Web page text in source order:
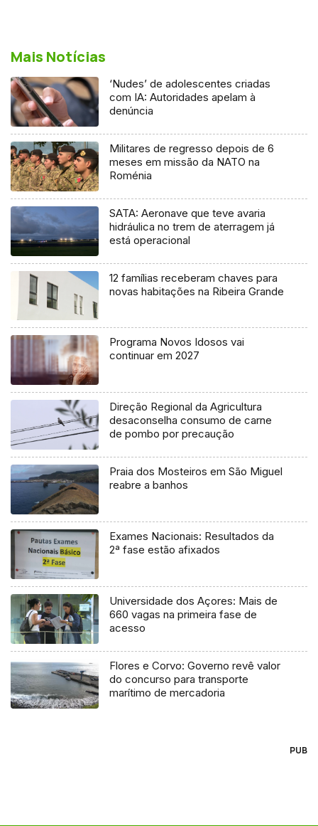
Mais Notícias
‘Nudes’ de adolescentes criadas
com IA: Autoridades apelam à
denúncia
Militares de regresso depois de 6
meses em missão da NATO na
Roménia
SATA: Aeronave que teve avaria
hidráulica no trem de aterragem já
está operacional
12 famílias receberam chaves para
novas habitações na Ribeira Grande
Programa Novos Idosos vai
continuar em 2027
Direção Regional da Agricultura
desaconselha consumo de carne
de pombo por precaução
Praia dos Mosteiros em São Miguel
reabre a banhos
Exames Nacionais: Resultados da
2ª fase estão afixados
Universidade dos Açores: Mais de
660 vagas na primeira fase de
acesso
Flores e Corvo: Governo revê valor
do concurso para transporte
marítimo de mercadoria
PUB